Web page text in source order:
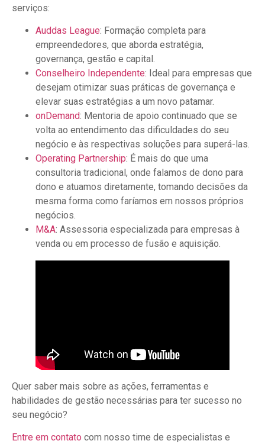
serviços:
Auddas League: Formação completa para
empreendedores, que aborda estratégia,
governança, gestão e capital.
Conselheiro Independente: Ideal para empresas que
desejam otimizar suas práticas de governança e
elevar suas estratégias a um novo patamar.
onDemand: Mentoria de apoio continuado que se
volta ao entendimento das dificuldades do seu
negócio e às respectivas soluções para superá-las.
Operating Partnership: É mais do que uma
consultoria tradicional, onde falamos de dono para
dono e atuamos diretamente, tomando decisões da
mesma forma como faríamos em nossos próprios
negócios.
M&A: Assessoria especializada para empresas à
venda ou em processo de fusão e aquisição.
Quer saber mais sobre as ações, ferramentas e
habilidades de gestão necessárias para ter sucesso no
seu negócio?
Entre em contato com nosso time de especialistas e